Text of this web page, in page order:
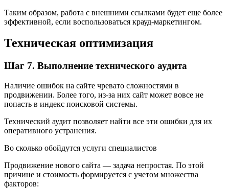
Таким образом, работа с внешними ссылками будет еще более
эффективной, если воспользоваться крауд-маркетингом.
Техническая оптимизация
Шаг 7. Выполнение технического аудита
Наличие ошибок на сайте чревато сложностями в
продвижении. Более того, из-за них сайт может вовсе не
попасть в индекс поисковой системы.
Технический аудит позволяет найти все эти ошибки для их
оперативного устранения.
Во сколько обойдутся услуги специалистов
Продвижение нового сайта — задача непростая. По этой
причине и стоимость формируется с учетом множества
факторов: